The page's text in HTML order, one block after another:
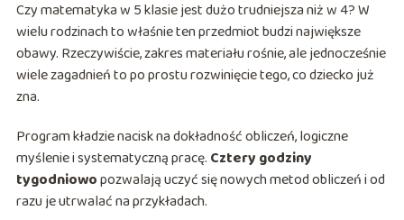
Czy matematyka w 5 klasie jest dużo trudniejsza niż w 4? W
wielu rodzinach to właśnie ten przedmiot budzi największe
obawy. Rzeczywiście, zakres materiału rośnie, ale jednocześnie
wiele zagadnień to po prostu rozwinięcie tego, co dziecko już
zna.
Program kładzie nacisk na dokładność obliczeń, logiczne
myślenie i systematyczną pracę. Cztery godziny
tygodniowopozwalają uczyć się nowych metod obliczeń i od
razu je utrwalać na przykładach.